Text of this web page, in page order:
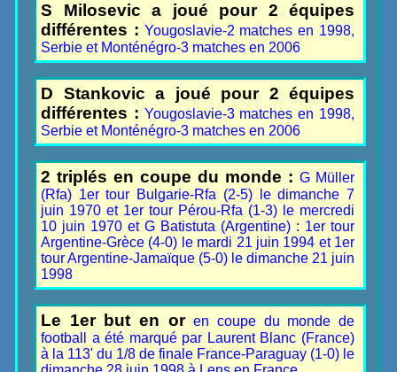
S Milosevic a joué pour 2 équipes
différentes : Yougoslavie-2 matches en 1998,
Serbie et Monténégro-3 matches en 2006
D Stankovic a joué pour 2 équipes
différentes : Yougoslavie-3 matches en 1998,
Serbie et Monténégro-3 matches en 2006
2 triplés en coupe du monde :G Müller
(Rfa) 1er tour Bulgarie-Rfa (2-5) le dimanche 7
juin 1970 et 1er tour Pérou-Rfa (1-3) le mercredi
10 juin 1970 et G Batistuta (Argentine) : 1er tour
Argentine-Grèce (4-0) le mardi 21 juin 1994 et 1er
tour Argentine-Jamaïque (5-0) le dimanche 21 juin
1998
Le 1er but en oren coupe du monde de
football a été marqué par Laurent Blanc (France)
à la 113' du 1/8 de finale France-Paraguay (1-0) le